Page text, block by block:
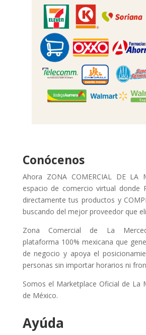
Conócenos
Ahora ZONA COMERCIAL DE LA
espacio de comercio virtual donde
directamente tus productos y
buscando del mejor proveedor que
Zona Comercial de La
plataforma 100% mexicana que
de negocio y apoya el
personas sin importar horarios ni
Somos el Marketplace Oficial de La
de México.
Ayúda